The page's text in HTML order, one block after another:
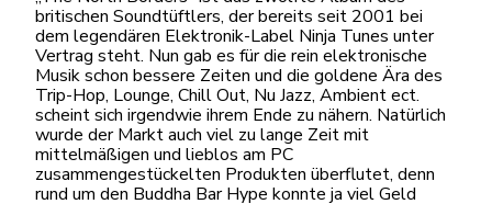
britischen Soundtüftlers, der bereits seit 2001 bei
dem legendären Elektronik-Label Ninja Tunes unter
Vertrag steht. Nun gab es für die rein elektronische
Musik schon bessere Zeiten und die goldene Ära des
Trip-Hop, Lounge, Chill Out, Nu Jazz, Ambient ect.
scheint sich irgendwie ihrem Ende zu nähern. Natürlich
wurde der Markt auch viel zu lange Zeit mit
mittelmäßigen und lieblos am PC
zusammengestückelten Produkten überflutet, denn
rund um den Buddha Bar Hype konnte ja viel Geld